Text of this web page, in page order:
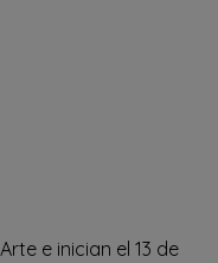
e inician el 13 de